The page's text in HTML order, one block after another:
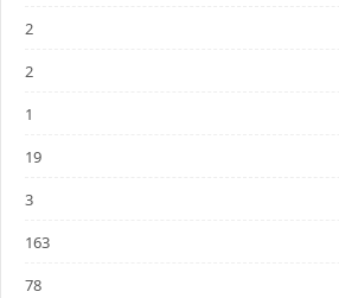
2
2
1
19
3
163
78